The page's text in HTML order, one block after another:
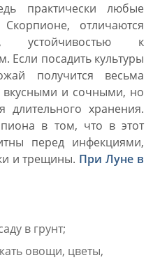
практически любые
отличаются
устойчивостью к
Если посадить культуры
получится весьма
и сочными, но
хранения.
в том, что в этот
перед инфекциями,
и трещины. При Луне в
в грунт;
овощи, цветы,